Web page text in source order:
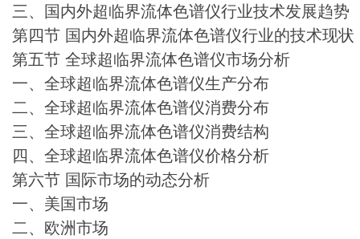
三、国内外超临界流体色谱仪行业技术发展趋势
第四节 国内外超临界流体色谱仪行业的技术现状
第五节 全球超临界流体色谱仪市场分析
一、全球超临界流体色谱仪生产分布
二、全球超临界流体色谱仪消费分布
三、全球超临界流体色谱仪消费结构
四、全球超临界流体色谱仪价格分析
第六节 国际市场的动态分析
一、美国市场
二、欧洲市场